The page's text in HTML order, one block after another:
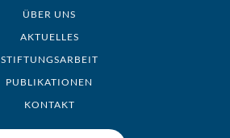
ÜBER UNS
AKTUELLES
STIFTUNGSARBEIT
PUBLIKATIONEN
KONTAKT